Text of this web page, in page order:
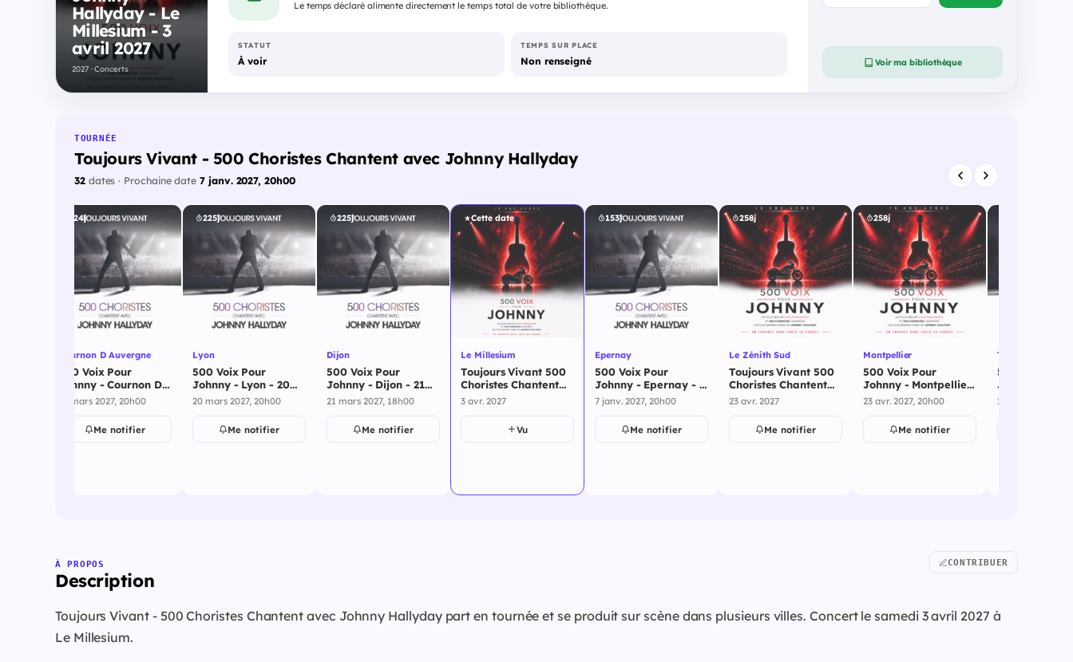
Hallyday - Le
Millesium - 3
avril 2027
2027 · Concerts
Le temps déclaré alimente directement le temps total de votre bibliothèque.
STATUT
À voir
TEMPS SUR PLACE
Non renseigné Voir ma bibliothèque
TOURNÉE
Toujours Vivant - 500 Choristes Chantent avec Johnny Hallyday
32dates · Prochaine date7 janv. 2027, 20h00
224j
Cournon D Auvergne
500 Voix Pour
Johnny - Cournon D
Auvergne - 19 mars
19 mars 2027, 20h00
Me notifier
225j
Lyon
500 Voix Pour
Johnny - Lyon - 20
mars 2027
20 mars 2027, 20h00
Me notifier
225j
Dijon
500 Voix Pour
Johnny - Dijon - 21
mars 2027
21 mars 2027, 18h00
Me notifier
Cette date
Le Millesium
Toujours Vivant 500
Choristes Chantent
avec Johnny
3 avr. 2027
Vu
153j
Epernay
500 Voix Pour
Johnny - Epernay - 3
avril 2027
7 janv. 2027, 20h00
Me notifier
258j
Le Zénith Sud
Toujours Vivant 500
Choristes Chantent
avec Johnny
Sud - 23 avril 2027
23 avr. 2027
Me notifier
258j
Montpellier
500 Voix Pour
Johnny - Montpellier
- 23 avril 2027
23 avr. 2027, 20h00
Me notifier
Trelaze
500 Voix Pour
Johnny -
mai 2027
21 mai 2027
À PROPOS
Description
CONTRIBUER
Toujours Vivant - 500 Choristes Chantent avec Johnny Hallyday part en tournée et se produit sur scène dans plusieurs villes. Concert le samedi 3 avril 2027 à
Le Millesium.